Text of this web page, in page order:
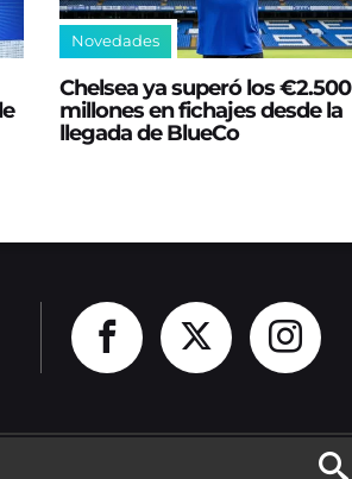
Novedades
Chelsea ya superó los €2.500
millones en fichajes desde la
llegada de BlueCo